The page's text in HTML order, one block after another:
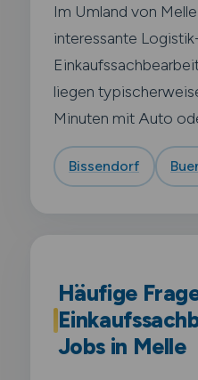
Im Umland von
interessante
liegen
Minuten mit Auto
Bissendorf
Häufige
Jobs in Melle